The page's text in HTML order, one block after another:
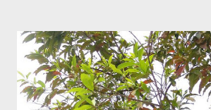
Tam Đảo (Vĩnh Phúc), đã thu được kết
năm 1560- 70); thường trồng đến năm
hoa; trồng một lần thu hoạch 10 - 20 năm.